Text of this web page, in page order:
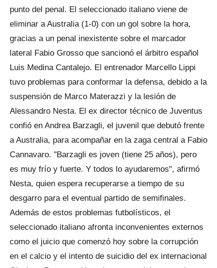
punto del penal. El seleccionado italiano viene de
eliminar a Australia (1-0) con un gol sobre la hora,
gracias a un penal inexistente sobre el marcador
lateral Fabio Grosso que sancionó el árbitro español
Luis Medina Cantalejo. El entrenador Marcello Lippi
tuvo problemas para conformar la defensa, debido a la
suspensión de Marco Materazzi y la lesión de
Alessandro Nesta. El ex director técnico de Juventus
confió en Andrea Barzagli, el juvenil que debutó frente
a Australia, para acompañar en la zaga central a Fabio
Cannavaro. "Barzagli es joven (tiene 25 años), pero
es muy frío y fuerte. Y todos lo ayudaremos", afirmó
Nesta, quien espera recuperarse a tiempo de su
desgarro para el eventual partido de semifinales.
Además de estos problemas futbolísticos, el
seleccionado italiano afronta inconvenientes externos
como el juicio que comenzó hoy sobre la corrupción
en el calcio y el intento de suicidio del ex internacional